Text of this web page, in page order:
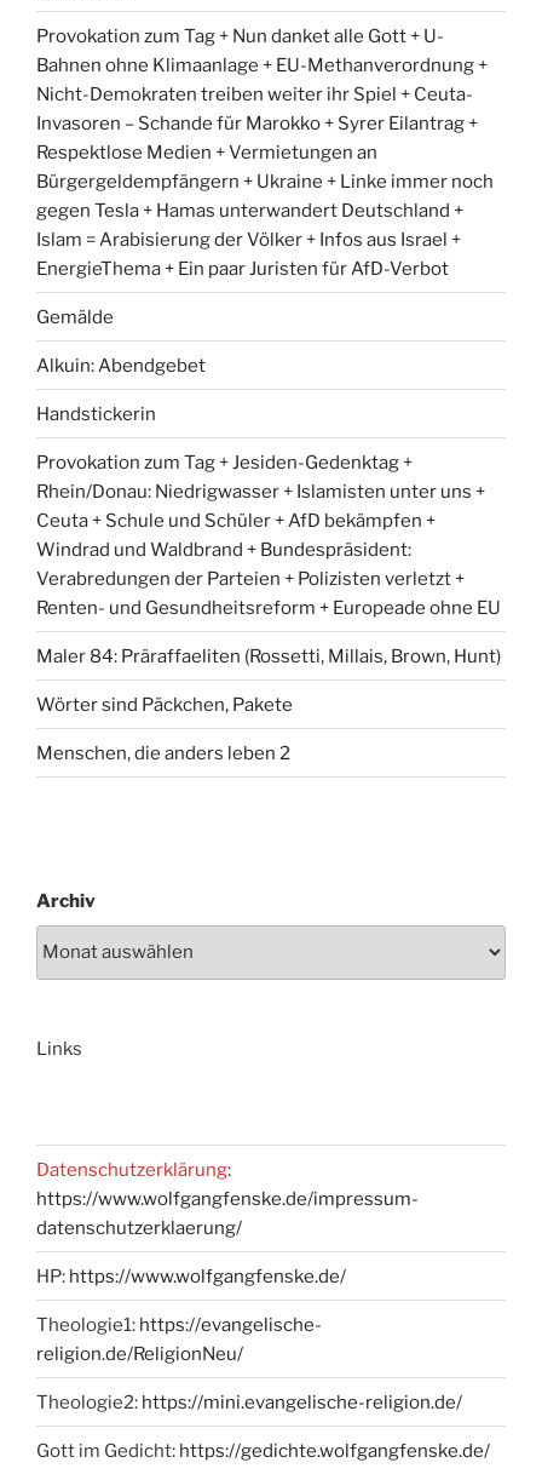
Provokation zum Tag + Nun danket alle Gott + U-
Bahnen ohne Klimaanlage + EU-Methanverordnung +
Nicht-Demokraten treiben weiter ihr Spiel + Ceuta-
Invasoren – Schande für Marokko + Syrer Eilantrag +
Respektlose Medien + Vermietungen an
Bürgergeldempfängern + Ukraine + Linke immer noch
gegen Tesla + Hamas unterwandert Deutschland +
Islam = Arabisierung der Völker + Infos aus Israel +
EnergieThema + Ein paar Juristen für AfD-Verbot
Gemälde
Alkuin: Abendgebet
Handstickerin
Provokation zum Tag + Jesiden-Gedenktag +
Rhein/Donau: Niedrigwasser + Islamisten unter uns +
Ceuta + Schule und Schüler + AfD bekämpfen +
Windrad und Waldbrand + Bundespräsident:
Verabredungen der Parteien + Polizisten verletzt +
Renten- und Gesundheitsreform + Europeade ohne EU
Maler 84: Präraffaeliten (Rossetti, Millais, Brown, Hunt)
Wörter sind Päckchen, Pakete
Menschen, die anders leben 2
Archiv
Links
Datenschutzerklärung:
https://www.wolfgangfenske.de/impressum-
datenschutzerklaerung/
HP: https://www.wolfgangfenske.de/
Theologie1: https://evangelische-
religion.de/ReligionNeu/
Theologie2: https://mini.evangelische-religion.de/
Gott im Gedicht: https://gedichte.wolfgangfenske.de/